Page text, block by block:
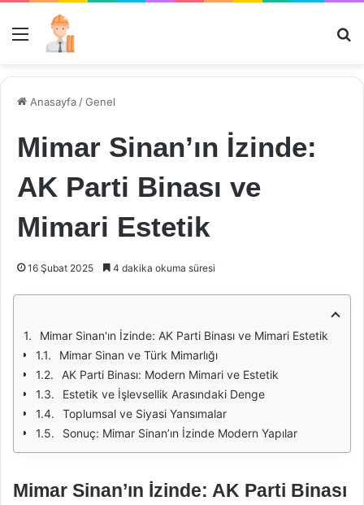
Menü
Anasayfa /Genel
Mimar Sinan’ın İzinde:
AK Parti Binası ve
Mimari Estetik
16 Şubat 2025 4 dakika okuma süresi
Mimar Sinan'ın İzinde: AK Parti Binası ve Mimari Estetik
Mimar Sinan ve Türk Mimarlığı
AK Parti Binası: Modern Mimari ve Estetik
Estetik ve İşlevsellik Arasındaki Denge
Toplumsal ve Siyasi Yansımalar
Sonuç: Mimar Sinan’ın İzinde Modern Yapılar
Mimar Sinan’ın İzinde: AK Parti Binası